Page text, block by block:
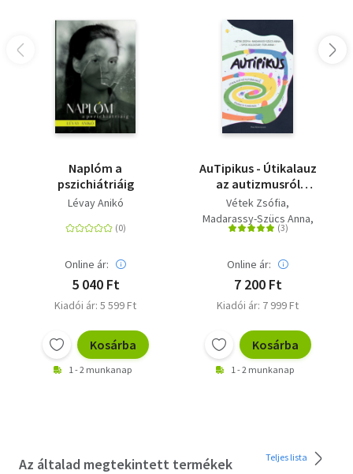
Naplóm a
pszichiátriáig
Lévay Anikó
Online ár:
5 040 Ft
Kiadói ár: 5 599 Ft
Kosárba
1 - 2 munkanap
AuTipikus - Útikalauz
az autizmusról
kíváncsi elméknek
Vétek Zsófia
Madarassy-Szücs Anna
Sipos Boldizsár Túri Anna
Online ár:
7 200 Ft
Kiadói ár: 7 999 Ft
Kosárba
1 - 2 munkanap
Az általad megtekintett termékek Teljes lista